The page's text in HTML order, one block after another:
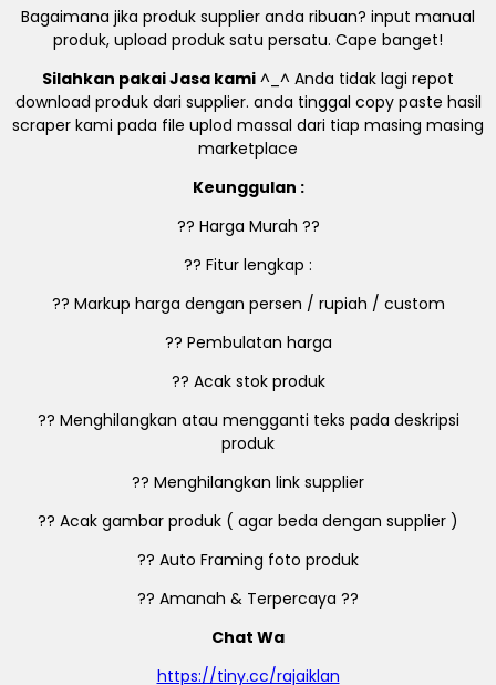
Bagaimana jika produk supplier anda ribuan? input manual
produk, upload produk satu persatu. Cape banget!
Silahkan pakai Jasa kami ^_^ Anda tidak lagi repot
download produk dari supplier. anda tinggal copy paste hasil
scraper kami pada file uplod massal dari tiap masing masing
marketplace
Keunggulan :
?? Harga Murah ??
?? Fitur lengkap :
?? Markup harga dengan persen / rupiah / custom
?? Pembulatan harga
?? Acak stok produk
?? Menghilangkan atau mengganti teks pada deskripsi
produk
?? Menghilangkan link supplier
?? Acak gambar produk ( agar beda dengan supplier )
?? Auto Framing foto produk
?? Amanah & Terpercaya ??
Chat Wa
https://tiny.cc/rajaiklan